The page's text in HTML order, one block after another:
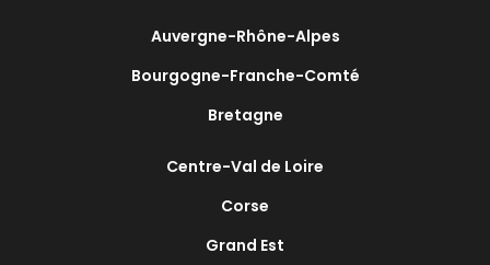
Auvergne-Rhône-Alpes
Bourgogne-Franche-Comté
Bretagne
Centre-Val de Loire
Corse
Grand Est